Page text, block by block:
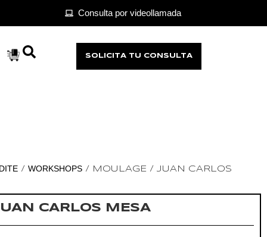
Consulta por videollamada
SOLICITA TU CONSULTA
/ WORKSHOPS / MOULAGE / JUAN CARLOS
CARLOS MESA